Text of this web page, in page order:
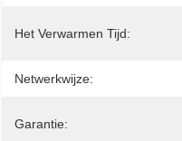
Het Verwarmen Tijd:
Netwerkwijze:
Garantie: